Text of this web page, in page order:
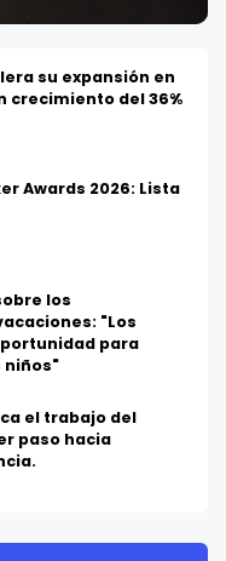
su expansión en
crecimiento del 36%
Awards 2026: Lista
los
"Los
para
niños"
el trabajo del
paso hacia